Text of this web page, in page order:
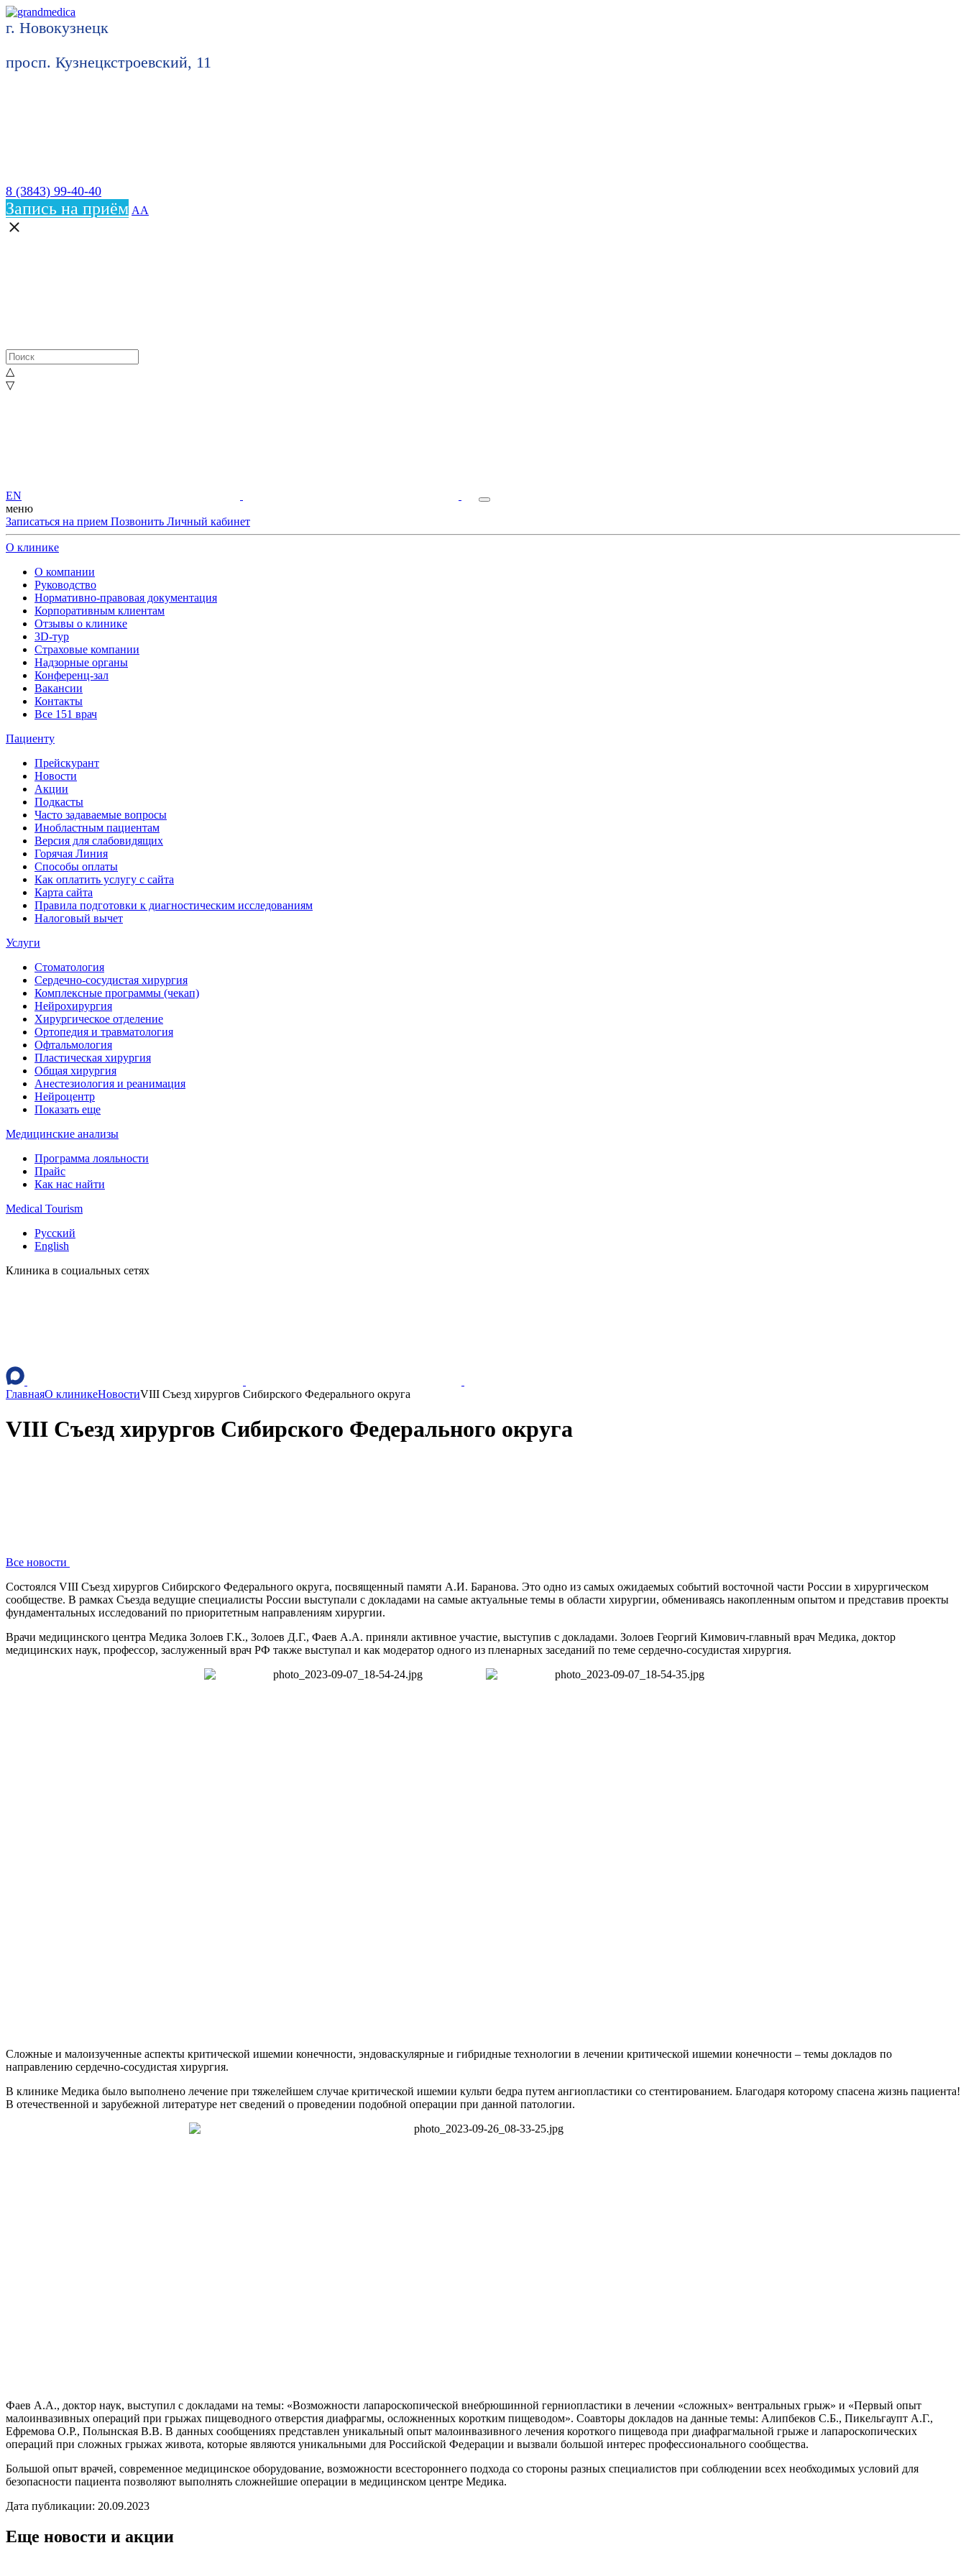
г. Новокузнецк
просп. Кузнецкстроевский, 11
8 (3843) 99-40-40
Запись на приём АА
△
▽
EN
меню
Записаться на прием Позвонить Личный кабинет
О клинике
О компании
Руководство
Нормативно-правовая документация
Корпоративным клиентам
Отзывы о клинике
3D-тур
Страховые компании
Надзорные органы
Конференц-зал
Вакансии
Контакты
Все 151 врач
Пациенту
Прейскурант
Новости
Акции
Подкасты
Часто задаваемые вопросы
Инобластным пациентам
Версия для слабовидящих
Горячая Линия
Способы оплаты
Как оплатить услугу с сайта
Карта сайта
Правила подготовки к диагностическим исследованиям
Налоговый вычет
Услуги
Стоматология
Сердечно-сосудистая хирургия
Комплексные программы (чекап)
Нейрохирургия
Хирургическое отделение
Ортопедия и травматология
Офтальмология
Пластическая хирургия
Общая хирургия
Анестезиология и реанимация
Нейроцентр
Показать еще
Медицинские анализы
Программа лояльности
Прайс
Как нас найти
Medical Tourism
Русский
English
Клиника в социальных сетях
ГлавнаяО клиникеНовостиVIII Съезд хирургов Сибирского Федерального округа
VIII Съезд хирургов Сибирского Федерального округа
Все новости
Состоялся VIII Съезд хирургов Сибирского Федерального округа, посвященный памяти А.И. Баранова. Это одно из самых ожидаемых событий восточной части России в хирургическом
сообществе. В рамках Съезда ведущие специалисты России выступали с докладами на самые актуальные темы в области хирургии, обмениваясь накопленным опытом и представив проекты
фундаментальных исследований по приоритетным направлениям хирургии.
Врачи медицинского центра Медика Золоев Г.К., Золоев Д.Г., Фаев А.А. приняли активное участие, выступив с докладами. Золоев Георгий Кимович-главный врач Медика, доктор
медицинских наук, профессор, заслуженный врач РФ также выступал и как модератор одного из пленарных заседаний по теме сердечно-сосудистая хирургия.
Сложные и малоизученные аспекты критической ишемии конечности, эндоваскулярные и гибридные технологии в лечении критической ишемии конечности – темы докладов по
направлению сердечно-сосудистая хирургия.
В клинике Медика было выполнено лечение при тяжелейшем случае критической ишемии культи бедра путем ангиопластики со стентированием. Благодаря которому спасена жизнь пациента!
В отечественной и зарубежной литературе нет сведений о проведении подобной операции при данной патологии.
Фаев А.А., доктор наук, выступил с докладами на темы: «Возможности лапароскопической внебрюшинной герниопластики в лечении «сложных» вентральных грыж» и «Первый опыт
малоинвазивных операций при грыжах пищеводного отверстия диафрагмы, осложненных коротким пищеводом». Соавторы докладов на данные темы: Алипбеков С.Б., Пикельгаупт А.Г.,
Ефремова О.Р., Полынская В.В. В данных сообщениях представлен уникальный опыт малоинвазивного лечения короткого пищевода при диафрагмальной грыже и лапароскопических
операций при сложных грыжах живота, которые являются уникальными для Российской Федерации и вызвали большой интерес профессионального сообщества.
Большой опыт врачей, современное медицинское оборудование, возможности всестороннего подхода со стороны разных специалистов при соблюдении всех необходимых условий для
безопасности пациента позволяют выполнять сложнейшие операции в медицинском центре Медика.
Дата публикации: 20.09.2023
Еще новости и акции